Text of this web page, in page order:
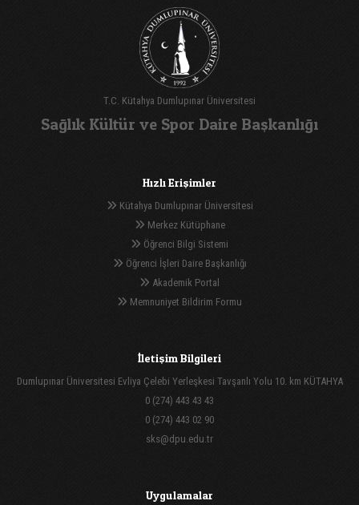
T.C. Kütahya Dumlupınar Üniversitesi
Sağlık Kültür ve Spor Daire Başkanlığı
Hızlı Erişimler
Kütahya Dumlupınar Üniversitesi
Merkez Kütüphane
Öğrenci Bilgi Sistemi
Öğrenci İşleri Daire Başkanlığı
Akademik Portal
Memnuniyet Bildirim Formu
İletişim Bilgileri
Dumlupınar Üniversitesi Evliya Çelebi Yerleşkesi Tavşanlı Yolu 10. km KÜTAHYA
0 (274) 443 43 43
0 (274) 443 02 90
sks@dpu.edu.tr
Uygulamalar